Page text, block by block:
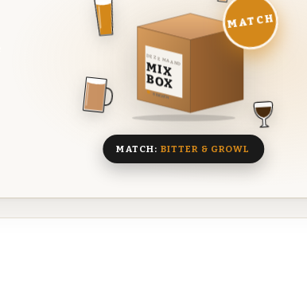
DEZE MAAND
MIX
BOX
8 BIEREN
MATCH
MATCH: BITTER & GROWL